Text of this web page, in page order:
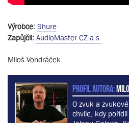
Výrobce: Shure
Zapůjčil: AudioMaster CZ a.s.
Miloš Vondráček
PROFIL AUTORA:
O zvuk a
chvíle, kdy